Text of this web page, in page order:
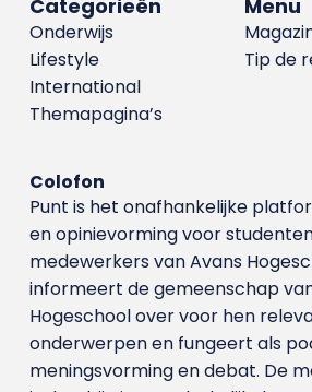
Menu
Tip de
Categorieën
Onderwijs
Lifestyle
International
Themapagina’s
Colofon
Punt is het onafhankelijke
en opinievorming voor
medewerkers van Avans
informeert de gemeenschap
Hogeschool over voor hen
onderwerpen en fungeert als
meningsvorming en debat. De